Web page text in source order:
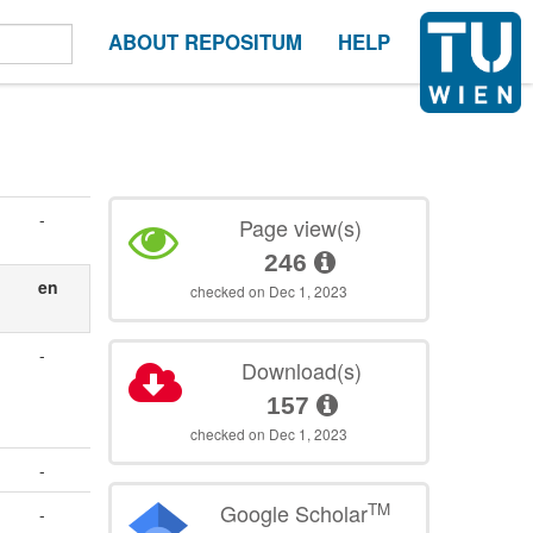
ABOUT REPOSITUM HELP
-
en
-
-
-
Page view(s)
246
checked on Dec 1, 2023
Download(s)
157
checked on Dec 1, 2023
Google ScholarTM